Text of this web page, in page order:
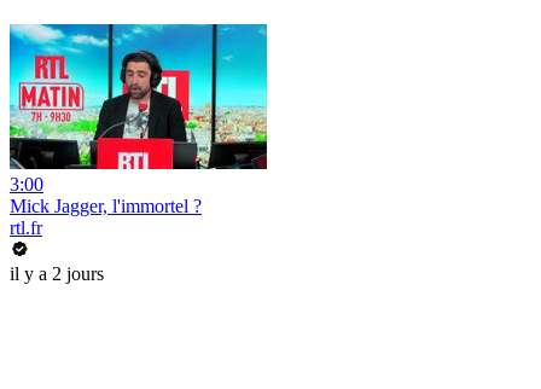
3:00
Mick Jagger, l'immortel ?
rtl.fr
il y a 2 jours